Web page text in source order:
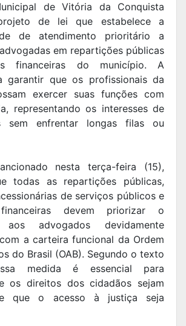
de Vitória da Conquista
de lei que estabelece a
de atendimento prioritário a
em repartições públicas
financeiras do município. A
garantir que os profissionais da
exercer suas funções com
representando os interesses de
sem enfrentar longas filas ou
nesta terça-feira (15),
todas as repartições públicas,
de serviços públicos e
devem priorizar o
aos advogados devidamente
a carteira funcional da Ordem
do Brasil (OAB). Segundo o texto
medida é essencial para
os direitos dos cidadãos sejam
e que o acesso à justiça seja